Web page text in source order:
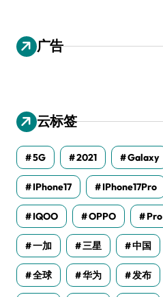
广告
云标签
5G 2021 Galaxy
IPhone17 IPhone17Pro
IQOO OPPO Pro
一加 三星 中国
全球 华为 发布